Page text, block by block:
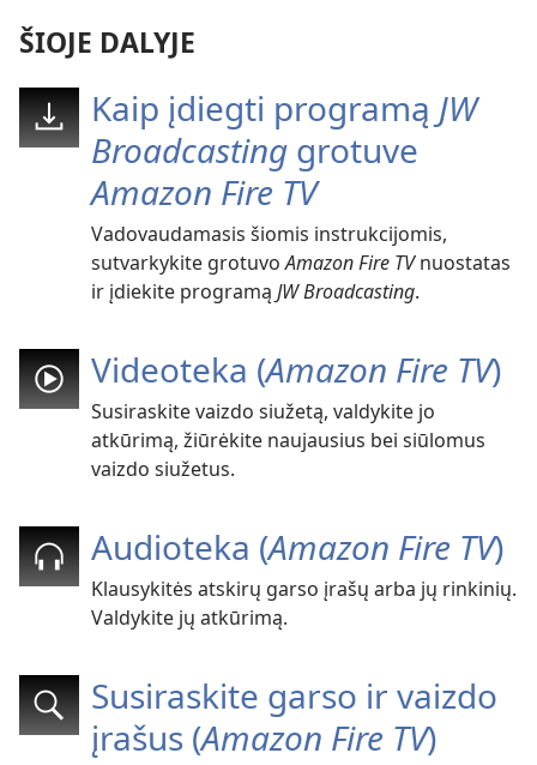
ŠIOJE DALYJE
Kaip įdiegti programą JW
Broadcasting grotuve
Amazon Fire TV
Vadovaudamasis šiomis instrukcijomis,
sutvarkykite grotuvoAmazon Fire TVnuostatas
ir įdiekite programą JW Broadcasting.
Videoteka (Amazon Fire TV)
Susiraskite vaizdo siužetą, valdykite jo
atkūrimą, žiūrėkite naujausius bei siūlomus
vaizdo siužetus.
Audioteka (Amazon Fire TV)
Klausykitės atskirų garso įrašų arba jų rinkinių.
Valdykite jų atkūrimą.
Susiraskite garso ir vaizdo
įrašus (Amazon Fire TV)